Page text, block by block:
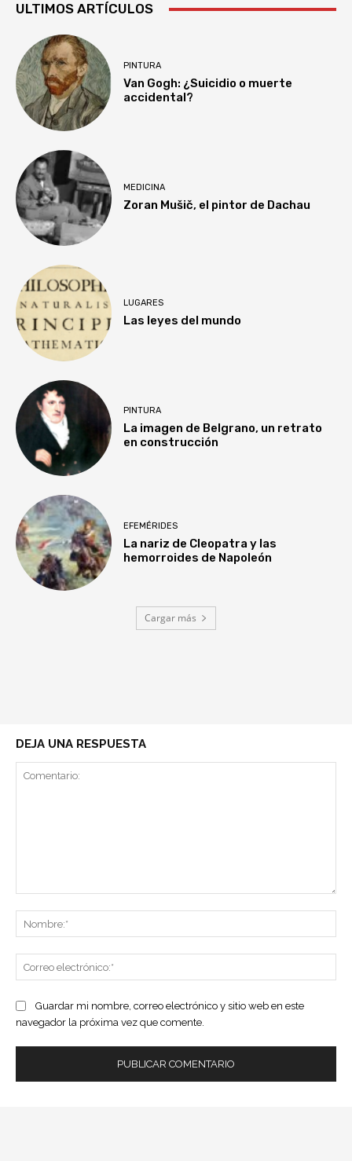
ULTIMOS ARTÍCULOS
PINTURA
Van Gogh: ¿Suicidio o muerte
accidental?
MEDICINA
Zoran Mušič, el pintor de Dachau
LUGARES
Las leyes del mundo
PINTURA
La imagen de Belgrano, un retrato
en construcción
EFEMÉRIDES
La nariz de Cleopatra y las
hemorroides de Napoleón
Cargar más
DEJA UNA RESPUESTA
Guardar mi nombre, correo electrónico y sitio web en este
navegador la próxima vez que comente.